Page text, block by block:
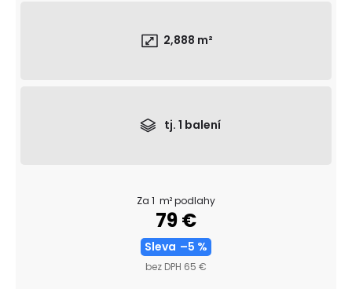
2,888 m²
tj. 1 balení
Za 1 m² podlahy
79 €
Sleva –5 %
bez DPH 65 €